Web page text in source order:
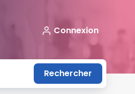
Connexion
Rechercher